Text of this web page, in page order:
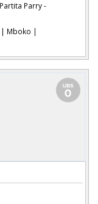
Parry -
| Mboko |